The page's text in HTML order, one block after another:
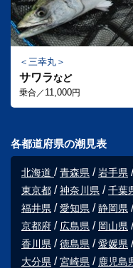
三幸丸
サワラなど
乗合／ 11,000円
各都道府県の潮見表
北海道 青森県 岩手県
東京都
神奈川県 千葉
福井県
愛知県 静岡県
京都府
広島県 岡山県
香川県
徳島県 愛媛県
大分県
宮崎県 鹿児島